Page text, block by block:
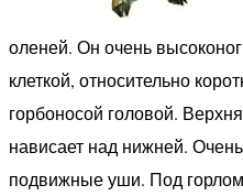
оленей. Он очень
клеткой, относительно
горбоносой головой.
нависает над нижней.
подвижные уши. Под